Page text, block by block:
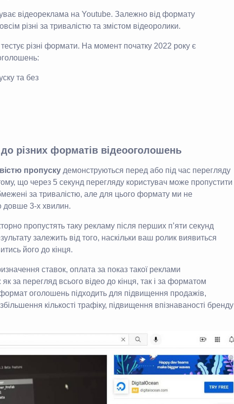
відеореклама на Youtube. Залежно від формату
різні за тривалістю та змістом відеоролики.
різні формати. На момент початку 2022 року є
та без
різних форматів відеооголошень
пропуску демонструються перед або під час перегляду
що через 5 секунд перегляду користувач може пропустити
за тривалістю, але для цього формату ми не
довше 3-х хвилин.
пропустять таку рекламу після перших п’яти секунд
залежить від того, наскільки ваш ролик виявиться
його до кінця.
ставок, оплата за показ такої реклами
за перегляд всього відео до кінця, так і за форматом
оголошень підходить для підвищення продажів,
кількості трафіку, підвищення впізнаваності бренду